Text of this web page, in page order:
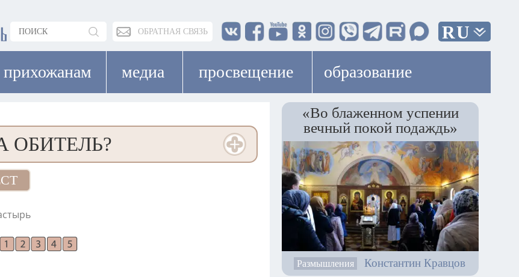
ОБРАТНАЯ СВЯЗЬ RU
прихожанам медиа просвещение образование
ОБИТЕЛЬ?
«Во блаженном успении
вечный покой подаждь»
Размышления Константин Кравцов